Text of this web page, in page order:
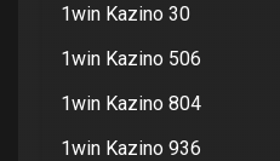
1win Kazino 30
1win Kazino 506
1win Kazino 804
1win Kazino 936